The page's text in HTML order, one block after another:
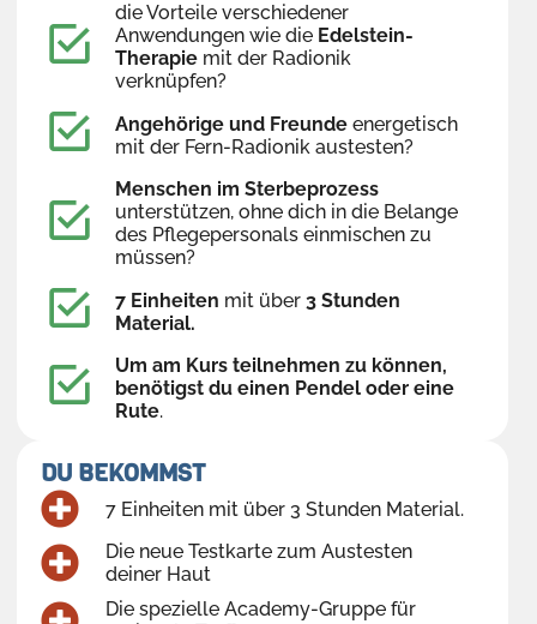
die Vorteile verschiedener
Anwendungen wie die Edelstein-
Therapiemit der Radionik
verknüpfen?
Angehörige und Freundeenergetisch
mit der Fern-Radionik austesten?
Menschen im Sterbeprozess
unterstützen, ohne dich in die Belange
des Pflegepersonals einmischen zu
müssen?
7 Einheiten mit über 3 Stunden
Material.
Um am Kurs teilnehmen zu können,
benötigst du einen Pendel oder eine
Rute.
DU BEKOMMST
7 Einheiten mit über 3 Stunden Material.
Die neue Testkarte zum Austesten
deiner Haut
Die spezielle Academy-Gruppe für